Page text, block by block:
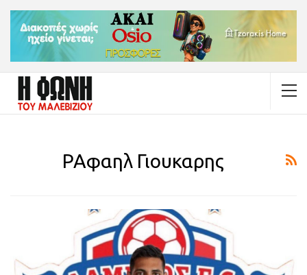
ΡΑφαηλ Γιουκαρης